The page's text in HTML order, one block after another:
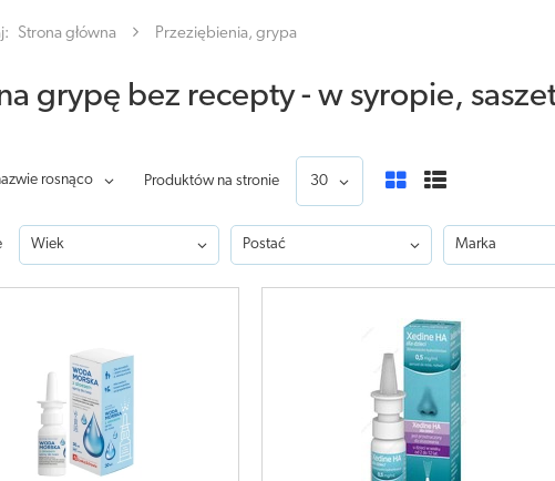
Strona główna Przeziębienia, grypa
grypę bez recepty - w syropie,
rosnąco Produktów na stronie 30
Wiek Postać Marka